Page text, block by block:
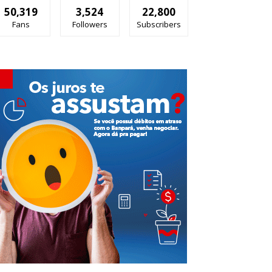
50,319
Fans
3,524
Followers
22,800
Subscribers